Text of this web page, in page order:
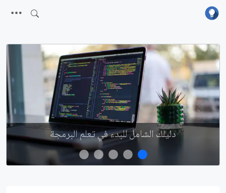
دليلك الشامل للبدء في تعلم البرمجة